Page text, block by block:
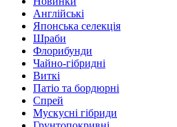
Англійські
Японська селекція
Шраби
Флорибунди
Чайно-гібридні
Виткі
Патіо та бордюрні
Спрей
Мускусні гібриди